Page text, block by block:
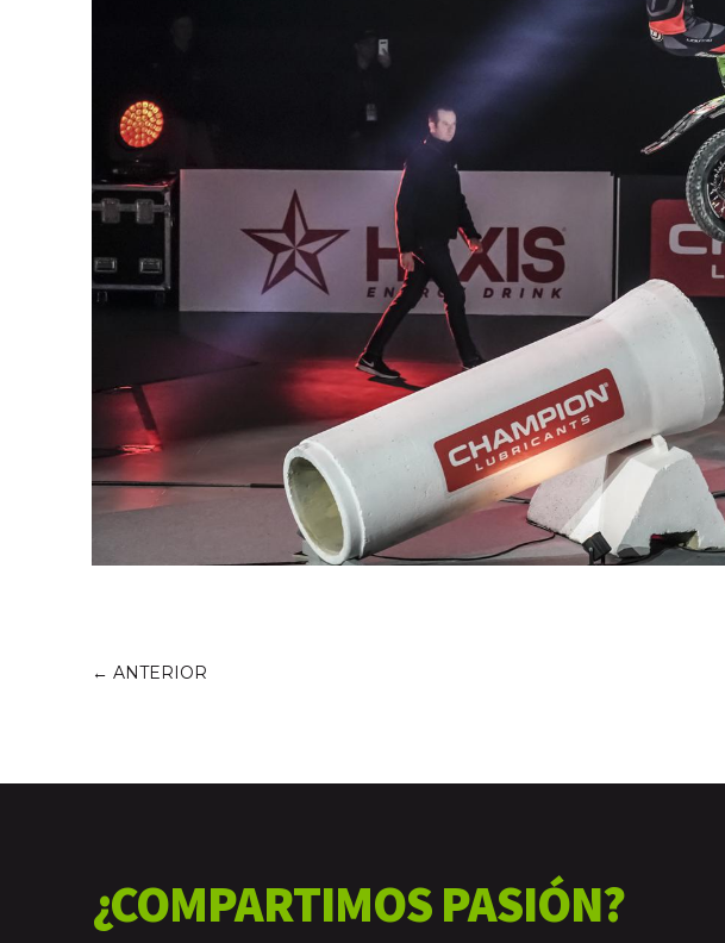
← ANTERIOR
¿COMPARTIMOS PASIÓN?